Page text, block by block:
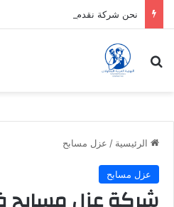
نحن شركة نقدم الافضل دائماً
بحث عن
الرئيسية / عزل مسابح
عزل مسابح